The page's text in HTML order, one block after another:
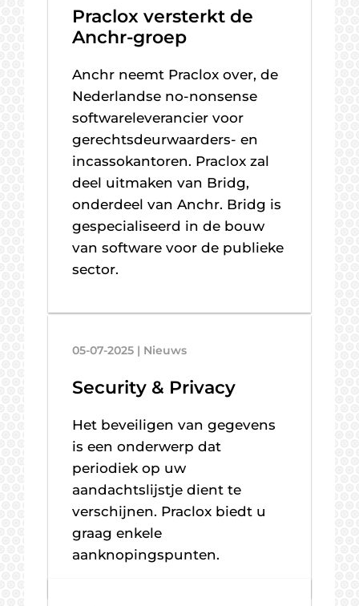
Praclox versterkt de
Anchr-groep
Anchr neemt Praclox over, de
Nederlandse no-nonsense
softwareleverancier voor
gerechtsdeurwaarders- en
incassokantoren. Praclox zal
deel uitmaken van Bridg,
onderdeel van Anchr. Bridg is
gespecialiseerd in de bouw
van software voor de publieke
sector.
05-07-2025 | Nieuws
Security & Privacy
Het beveiligen van gegevens
is een onderwerp dat
periodiek op uw
aandachtslijstje dient te
verschijnen. Praclox biedt u
graag enkele
aanknopingspunten.